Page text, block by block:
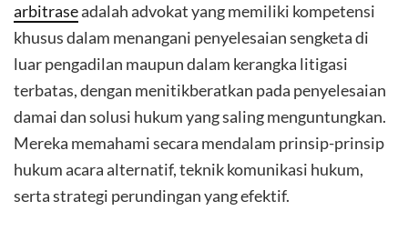
arbitraseadalah advokat yang memiliki kompetensi
khusus dalam menangani penyelesaian sengketa di
luar pengadilan maupun dalam kerangka litigasi
terbatas, dengan menitikberatkan pada penyelesaian
damai dan solusi hukum yang saling menguntungkan.
Mereka memahami secara mendalam prinsip-prinsip
hukum acara alternatif, teknik komunikasi hukum,
serta strategi perundingan yang efektif.